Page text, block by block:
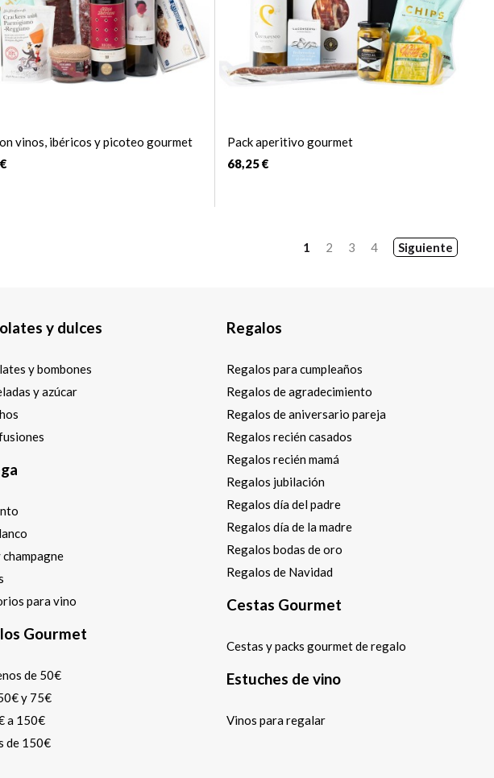
vinos, ibéricos y picoteo gourmet
Pack aperitivo gourmet
68,25 €
1 2 3 4 Siguiente
y dulces
y bombones
y azúcar
champagne
para vino
Gourmet
de 50€
y 75€
a 150€
de 150€
Regalos
Regalos para cumpleaños
Regalos de agradecimiento
Regalos de aniversario pareja
Regalos recién casados
Regalos recién mamá
Regalos jubilación
Regalos día del padre
Regalos día de la madre
Regalos bodas de oro
Regalos de Navidad
Cestas Gourmet
Cestas y packs gourmet de regalo
Estuches de vino
Vinos para regalar